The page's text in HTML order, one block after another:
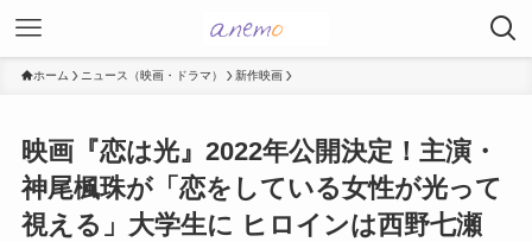
ホーム ニュース（映画・ドラマ） 新作映画
映画『恋は光』2022年公開決定！主演・
神尾楓珠が「恋をしている女性が光って
視える」大学生に ヒロインは西野七瀬